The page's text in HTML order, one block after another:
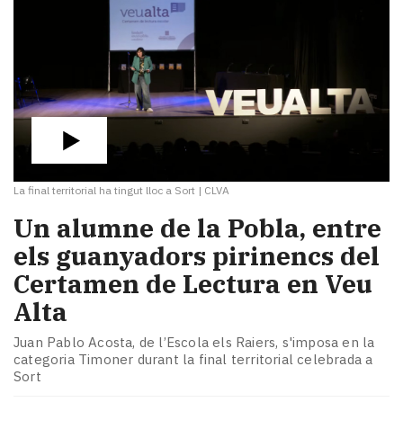
La final territorial ha tingut lloc a Sort | CLVA
Un alumne de la Pobla, entre
els guanyadors pirinencs del
Certamen de Lectura en Veu
Alta
Juan Pablo Acosta, de l’Escola els Raiers, s'imposa en la
categoria Timoner durant la final territorial celebrada a
Sort